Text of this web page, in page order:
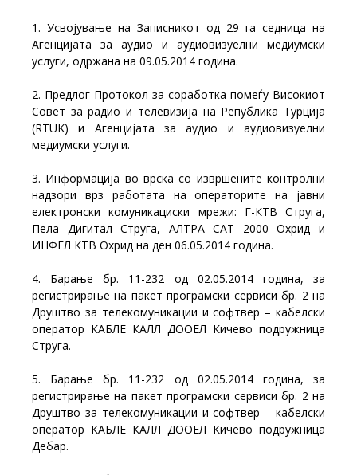
1. Усвојување на Записникот од 29-та седница на
Агенцијата за аудио и аудиовизуелни медиумски
услуги, одржана на 09.05.2014 година.
2. Предлог-Протокол за соработка помеѓу Високиот
Совет за радио и телевизија на Република Турција
(RTUK) и Агенцијата за аудио и аудиовизуелни
медиумски услуги.
3. Информација во врска со извршените контролни
надзори врз работата на операторите на јавни
електронски комуникациски мрежи: Г-КТВ Струга,
Пела Дигитал Струга, АЛТРА САТ 2000 Охрид и
ИНФЕЛ КТВ Охрид на ден 06.05.2014 година.
4. Барање бр. 11-232 од 02.05.2014 година, за
регистрирање на пакет програмски сервиси бр. 2 на
Друштво за телекомуникации и софтвер – кабелски
оператор КАБЛЕ КАЛЛ ДООЕЛ Кичево подружница
Струга.
5. Барање бр. 11-232 од 02.05.2014 година, за
регистрирање на пакет програмски сервиси бр. 2 на
Друштво за телекомуникации и софтвер – кабелски
оператор КАБЛЕ КАЛЛ ДООЕЛ Кичево подружница
Дебар.